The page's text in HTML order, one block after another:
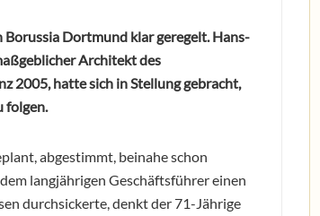
Borussia Dortmund klar geregelt. Hans-
Architekt des
2005, hatte sich in Stellung gebracht,
folgen.
abgestimmt, beinahe schon
langjährigen Geschäftsführer einen
durchsickerte, denkt der 71-Jährige